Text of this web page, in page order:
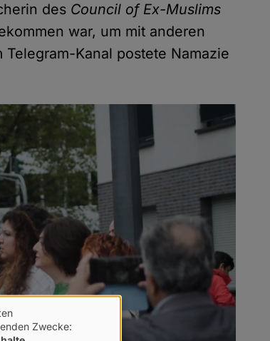
des Council of Ex-Muslims
war, um mit anderen
Telegram-Kanal postete Namazie
Zwecke: